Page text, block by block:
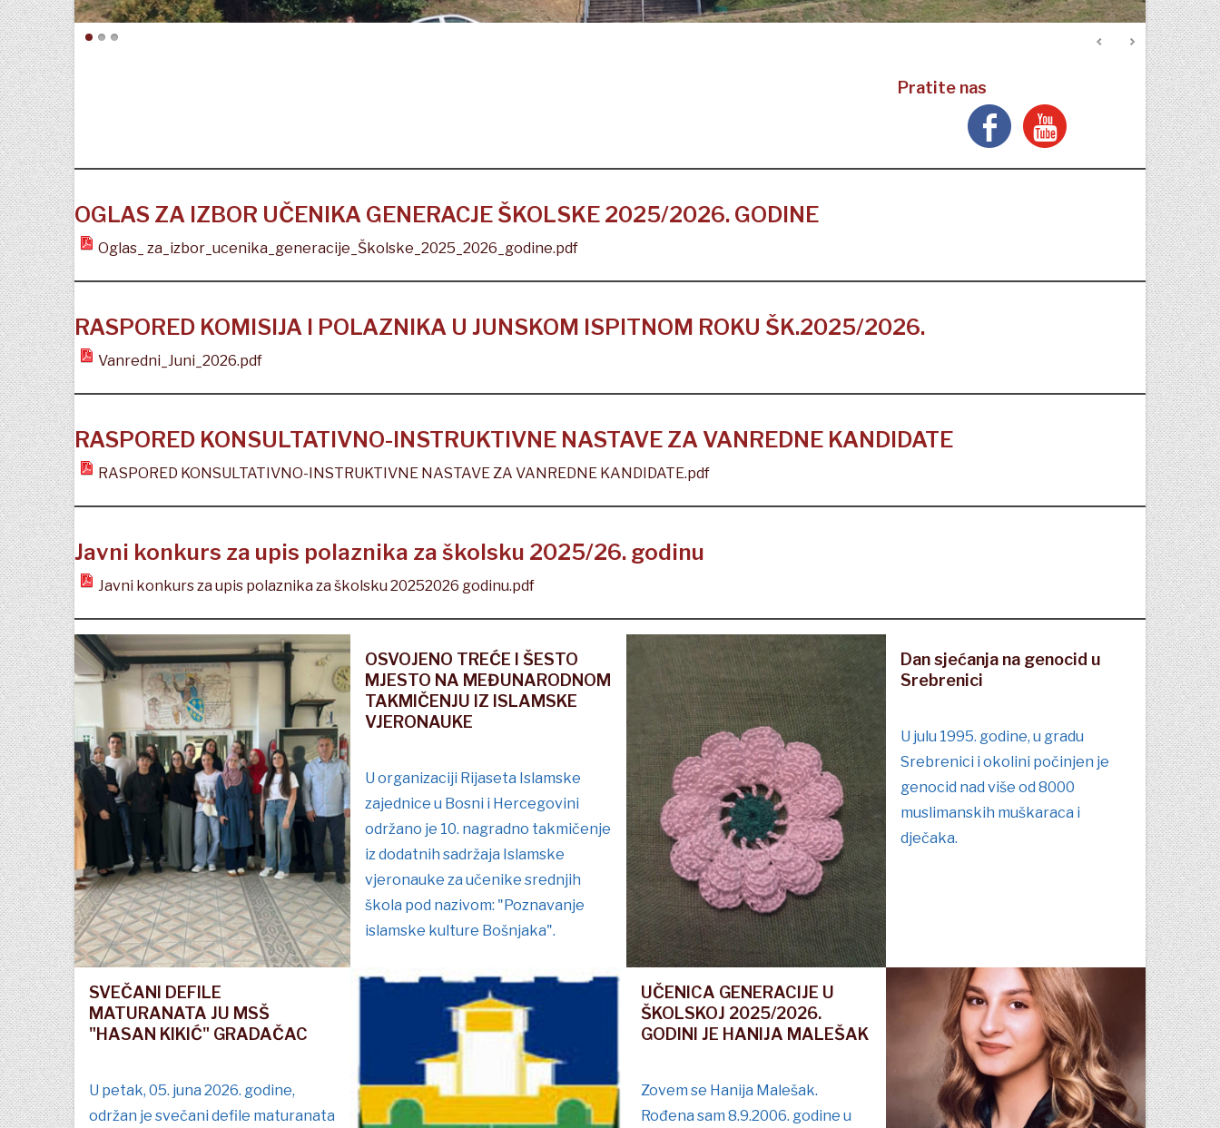
Pratite nas
OGLAS ZA IZBOR UČENIKA GENERACJE ŠKOLSKE 2025/2026. GODINE
Oglas_ za_izbor_ucenika_generacije_Školske_2025_2026_godine.pdf
RASPORED KOMISIJA I POLAZNIKA U JUNSKOM ISPITNOM ROKU ŠK.2025/2026.
Vanredni_Juni_2026.pdf
RASPORED KONSULTATIVNO-INSTRUKTIVNE NASTAVE ZA VANREDNE KANDIDATE
RASPORED KONSULTATIVNO-INSTRUKTIVNE NASTAVE ZA VANREDNE KANDIDATE.pdf
Javni konkurs za upis polaznika za školsku 2025/26. godinu
Javni konkurs za upis polaznika za školsku 20252026 godinu.pdf
OSVOJENO TREĆE I ŠESTO
MJESTO NA MEĐUNARODNOM
TAKMIČENJU IZ ISLAMSKE
VJERONAUKE
U organizaciji Rijaseta Islamske
zajednice u Bosni i Hercegovini
održano je 10. nagradno takmičenje
iz dodatnih sadržaja Islamske
vjeronauke za učenike srednjih
škola pod nazivom: "Poznavanje
islamske kulture Bošnjaka".
Dan sjećanja na genocid u
Srebrenici
U julu 1995. godine, u gradu
Srebrenici i okolini počinjen je
genocid nad više od 8000
muslimanskih muškaraca i
dječaka.
SVEČANI DEFILE
MATURANATA JU MSŠ
"HASAN KIKIĆ" GRADAČAC
U petak, 05. juna 2026. godine,
održan je svečani defile maturanata
UČENICA GENERACIJE U
ŠKOLSKOJ 2025/2026.
GODINI JE HANIJA MALEŠAK
Zovem se Hanija Malešak.
Rođena sam 8.9.2006. godine u